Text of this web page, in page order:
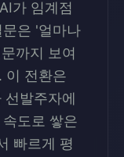
가 임계점
은 '얼마나
까지 보여
이 전환은
발주자에
도로 쌓은
빠르게 평